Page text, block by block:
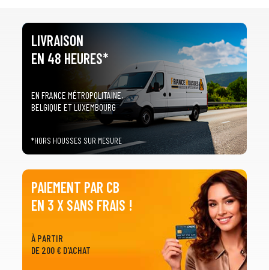
LIVRAISON
EN 48 HEURES*
EN FRANCE MÉTROPOLITAINE,
BELGIQUE ET LUXEMBOURG
*HORS HOUSSES SUR MESURE
PAIEMENT PAR CB
EN 3 X SANS FRAIS !
À PARTIR
DE 200 € D'ACHAT